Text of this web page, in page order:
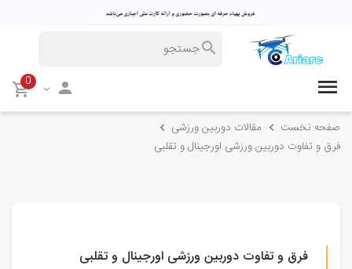
0
صفحه نخست
مقالات دوربین ورزشی
فرق و تفاوت دوربین ورزشی اورجینال و تقلبی
فرق و تفاوت دوربین ورزشی اورجینال و تقلبی